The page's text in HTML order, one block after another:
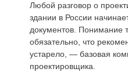
Любой разговор о
здании в России
документов. Понимание
обязательно, что
устарело, — базовая
проектировщика.